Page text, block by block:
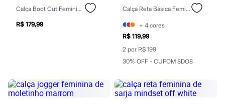
Blusas
Calças
Casacos e Jaquetas
Acessórios
Alfaiataria
Calça Boot Cut Feminina Jeans Sawary Preta
R$ 179,99
Calça Reta Básica Feminina Texturizada Marrom
+ 4 cores
R$ 119,99
2 por R$ 199
30% OFF - CUPOM 8DO8